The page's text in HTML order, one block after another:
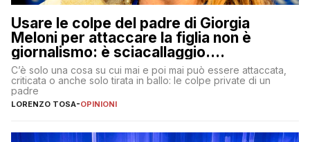
Usare le colpe del padre di Giorgia
Meloni per attaccare la figlia non è
giornalismo: è sciacallaggio.
Dimostriamo di essere diversi
C’è solo una cosa su cui mai e poi mai può essere attaccata,
criticata o anche solo tirata in ballo: le colpe private di un
padre
LORENZO TOSA-OPINIONI